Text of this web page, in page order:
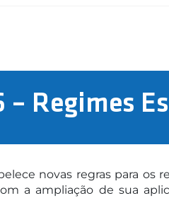
– Regimes
novas regras para os
a ampliação de sua